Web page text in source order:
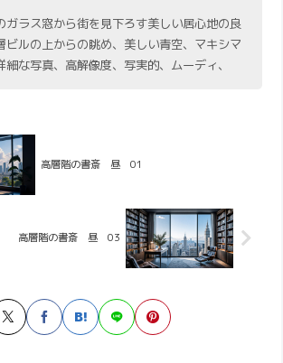
ガラス窓から街を見下ろす美しい居心地の良
ビルの上からの眺め、美しい青空、マキシマ
細な写真、高解像度、写実的、ムーディ、
高層階の書斎 昼 01
高層階の書斎 昼 03